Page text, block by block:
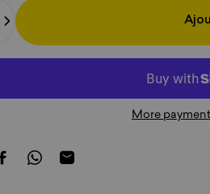
More
Partager sur Facebook
Partager sur WhatsApp
Partager par courriel